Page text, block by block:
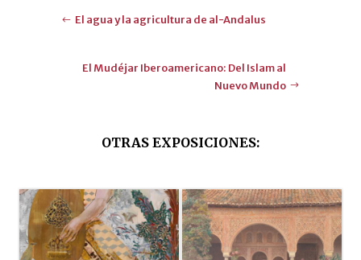
El agua y la agricultura de al-Andalus
El Mudéjar Iberoamericano: Del Islam al
Nuevo Mundo
OTRAS EXPOSICIONES: